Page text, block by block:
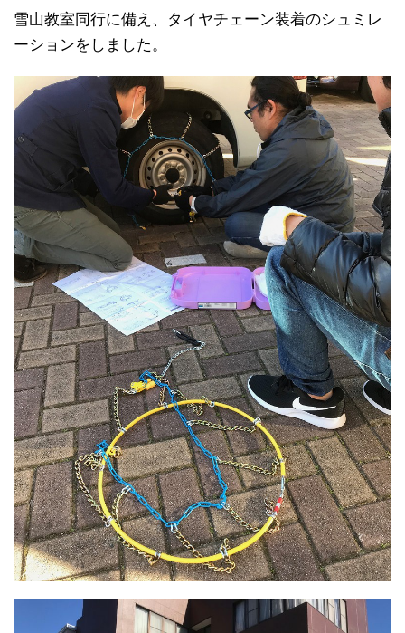
雪山教室同行に備え、タイヤチェーン装着のシュミレ
ーションをしました。